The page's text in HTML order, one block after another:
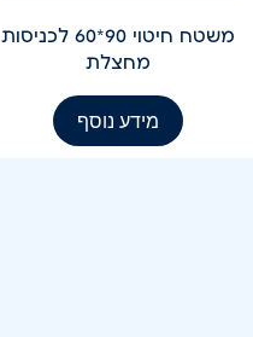
משטח חיטוי 90*60 לכניסות
מחצלת
מידע נוסף